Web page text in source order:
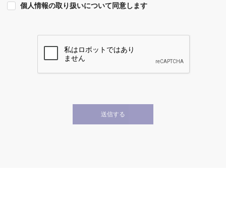
個人情報の取り扱いについて同意します
送信する